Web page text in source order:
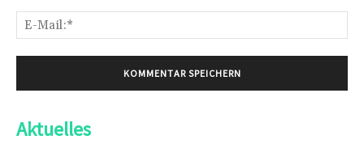
Aktuelles